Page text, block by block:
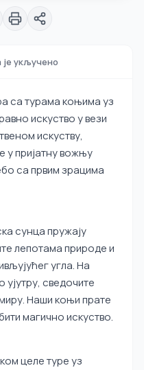
укључено
са турама коњима уз
искуство у вези
искуству,
у пријатну вожњу
са првим зрацима
сунца пружају
лепотама природе и
угла. На
ујутру, сведочите
Наши коњи прате
магично искуство.
целе туре уз